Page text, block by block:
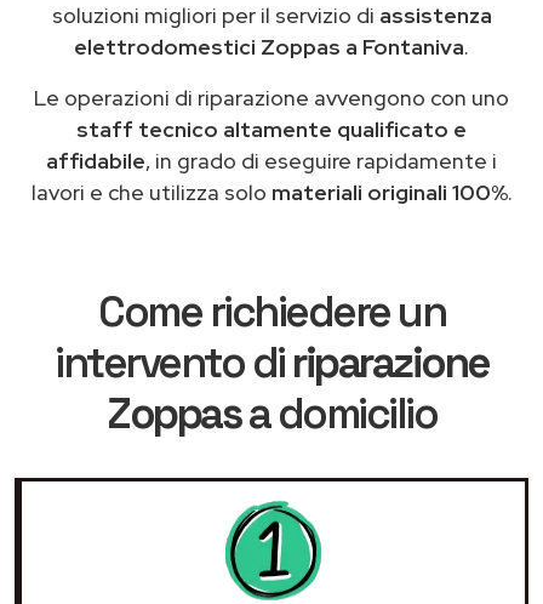
soluzioni migliori per il servizio di assistenza
elettrodomestici Zoppas a Fontaniva.
Le operazioni di riparazione avvengono con uno
staff tecnico altamente qualificato e
affidabile, in grado di eseguire rapidamente i
lavori e che utilizza solo materiali originali 100%.
Come richiedere un
intervento diriparazione
Zoppasa domicilio